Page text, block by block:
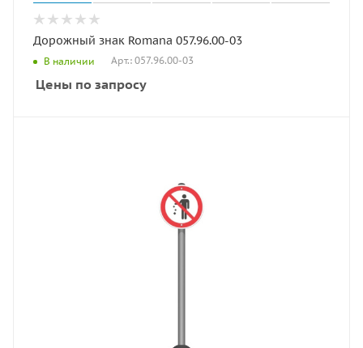
Дорожный знак Romana 057.96.00-03
В наличии Арт.: 057.96.00-03
Цены по запросу